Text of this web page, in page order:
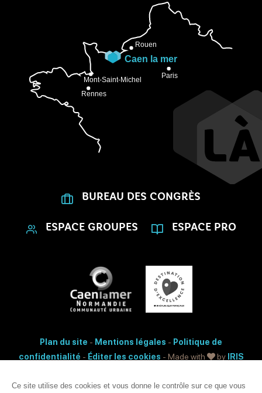
Ce site utilise des cookies et vous donne le contrôle sur ce que vous
BUREAU DES CONGRÈS
ESPACE GROUPES ESPACE PRO
Plan du site - Mentions légales - Politique de
confidentialité - Éditer les cookies - Made with by
IRIS
Accessibilité: non conforme